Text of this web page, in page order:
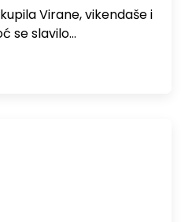
Virane, vikendaše i
se slavilo…